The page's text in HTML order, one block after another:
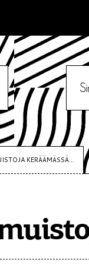
KERÄÄMÄSSÄ...